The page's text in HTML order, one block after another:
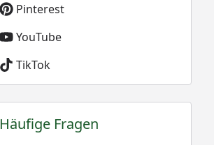
Pinterest
YouTube
TikTok
Häufige Fragen